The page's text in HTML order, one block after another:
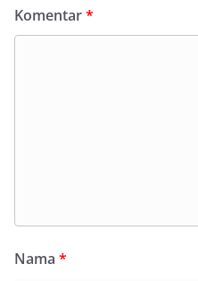
Komentar*
Nama *